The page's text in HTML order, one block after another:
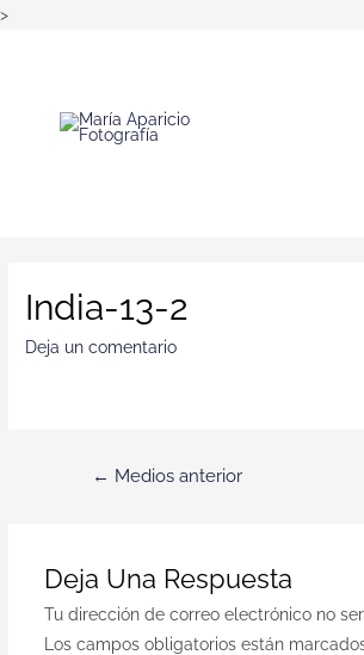
>
India-13-2
Deja un comentario
← Medios anterior
Deja Una Respuesta
Tu dirección de correo electrónico no
Los campos obligatorios están